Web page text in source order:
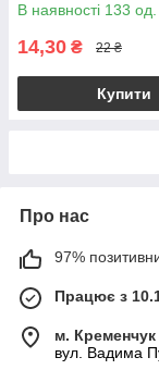
В наявності 133 од.
14,30 ₴ 22 ₴
Купити
Про нас
97%
Працює з
м. Кременчук
вул. Вадима